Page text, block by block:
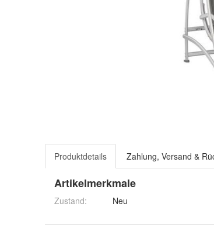
Produktdetails Zahlung, Versand &
Artikelmerkmale
Zustand: Neu